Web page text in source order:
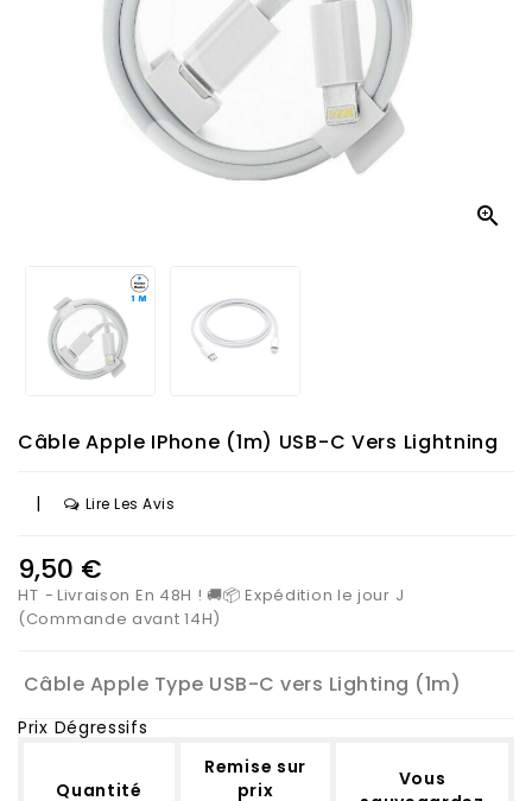

Câble Apple IPhone (1m) USB-C Vers Lightning
| Lire Les Avis
9,50 €
HT
Livraison En 48H ! 🚚📦 Expédition le jour J
(Commande avant 14H)
Câble Apple Type USB-C vers Lighting (1m)
Prix Dégressifs
Quantité
Remise sur
prix
Vous